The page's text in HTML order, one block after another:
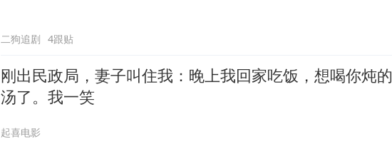
二狗追剧 4跟贴
刚出民政局，妻子叫住我：晚上我回家吃饭，想喝你炖的
汤了。我一笑
起喜电影